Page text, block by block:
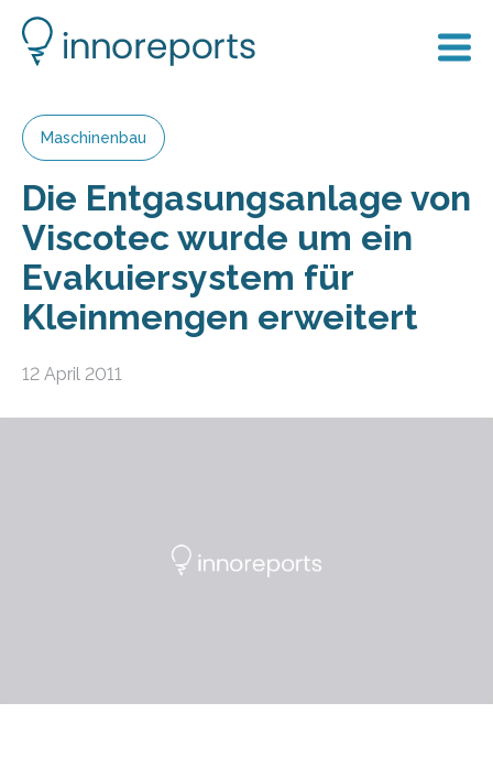
Maschinenbau
Die Entgasungsanlage von
Viscotec wurde um ein
Evakuiersystem für
Kleinmengen erweitert
12 April 2011